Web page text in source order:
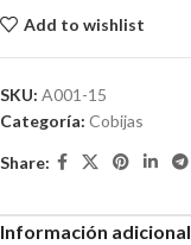
Add to wishlist
SKU: A001-15
Categoría: Cobijas
Share:
Información adicional